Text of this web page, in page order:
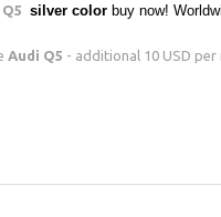
silvercolorbuy now!
Audi Q5 - additional 10 USD per